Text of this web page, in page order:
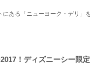
！ディズニーシー限